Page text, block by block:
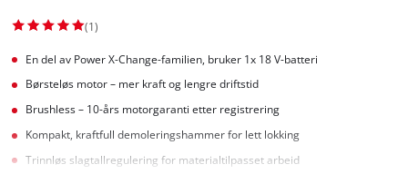
(1)
En del av Power X-Change-familien, bruker 1x 18 V-batteri
Børsteløs motor – mer kraft og lengre driftstid
Brushless – 10-års motorgaranti etter registrering
Kompakt, kraftfull demoleringshammer for lett lokking
Trinnløs slagtallregulering for materialtilpasset arbeid